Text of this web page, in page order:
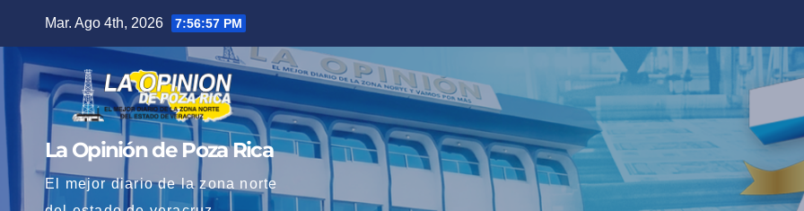
contenido
Mar. Ago 4th, 2026 7:56:58 PM
La Opinión de Poza Rica
El mejor diario de la zona norte